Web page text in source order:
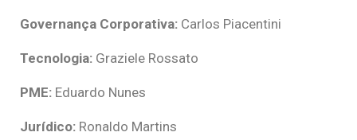
Governança Corporativa: Carlos Piacentini
Tecnologia: Graziele Rossato
PME: Eduardo Nunes
Jurídico: Ronaldo Martins